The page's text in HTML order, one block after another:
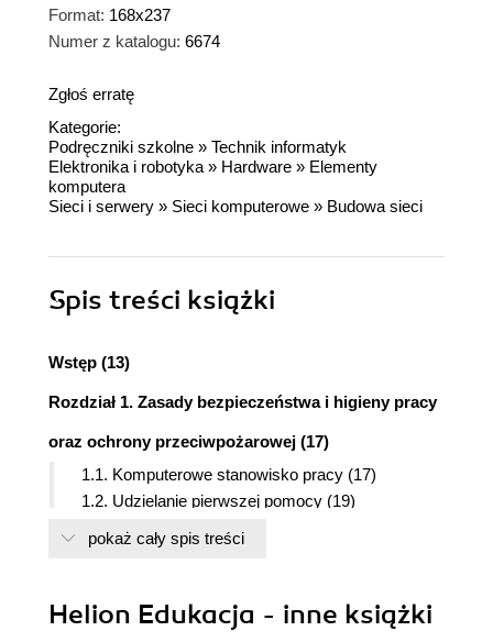
Format: 168x237
Numer z katalogu: 6674
Zgłoś erratę
Kategorie:
Podręczniki szkolne » Technik informatyk
Elektronika i robotyka» Hardware » Elementy
komputera
Sieci i serwery » Sieci komputerowe » Budowa sieci
Spis treści książki
Wstęp (13)
Rozdział 1. Zasady bezpieczeństwa i higieny pracy
oraz ochrony przeciwpożarowej (17)
1.1. Komputerowe stanowisko pracy (17)
1.2. Udzielanie pierwszej pomocy (19)
1.3. Środki ochrony przeciwpożarowej (21)
typu PC (identyfikowanie i charakterystyka) (24)
2.1. Płyta główna (25)
pokaż cały spis treści
Helion Edukacja - inne książki